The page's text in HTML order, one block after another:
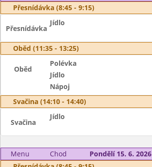
Přesnídávka (8:45 - 9:15)
Přesnídávka
Jídlo
Oběd (11:35 - 13:25)
Oběd
Polévka
Jídlo
Nápoj
Svačina (14:10 - 14:40)
Svačina
Jídlo
Menu Chod
Pondělí 15. 6. 2026